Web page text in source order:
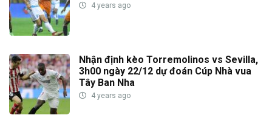
4 years ago
Nhận định kèo Torremolinos vs Sevilla,
3h00 ngày 22/12 dự đoán Cúp Nhà vua
Tây Ban Nha
4 years ago